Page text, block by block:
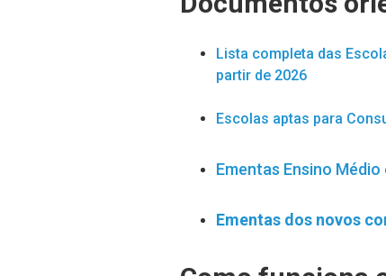
Lista completa das
partir de 2026
Escolas aptas para
Ementas Ensino
Ementas dos novos